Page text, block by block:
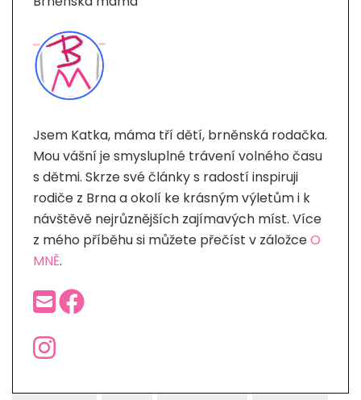
Jsem Katka, máma tří dětí, brněnská rodačka.
Mou vášní je smysluplné trávení volného času
s dětmi. Skrze své články s radostí inspiruji
rodiče z Brna a okolí ke krásným výletům i k
návštěvě nejrůznějších zajímavých míst. Více
z mého příběhu si můžete přečíst v záložceO
MNĚ.